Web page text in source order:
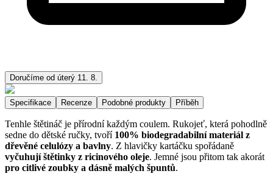
Doručíme od úterý 11. 8.
Specifikace Recenze Podobné produkty Příběh
Tenhle štětináč je přírodní každým coulem. Rukojeť, která pohodlně
sedne do dětské ručky, tvoří 100% biodegradabilní materiál z
dřevěné celulózy a bavlny. Z hlavičky kartáčku spořádaně
vyčuhují štětinky z ricinového oleje. Jemné jsou přitom tak akorát
pro citlivé zoubky a dásně malých špuntů.